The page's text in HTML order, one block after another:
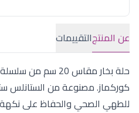
عن المنتجالتقييمات
كوركماز. مصنوعة من الستانلس
للطهي الصحي والحفاظ على نكهة